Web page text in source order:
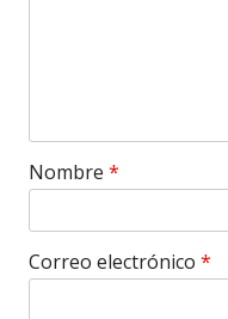
Nombre *
Correo electrónico *